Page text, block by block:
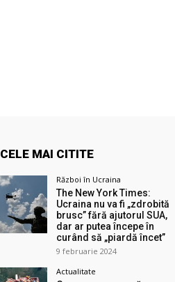
CELE MAI CITITE
Război în Ucraina
The New York Times:
Ucraina nu va fi „zdrobită
brusc” fără ajutorul SUA,
dar ar putea începe în
curând să „piardă încet”
9 februarie 2024
Actualitate